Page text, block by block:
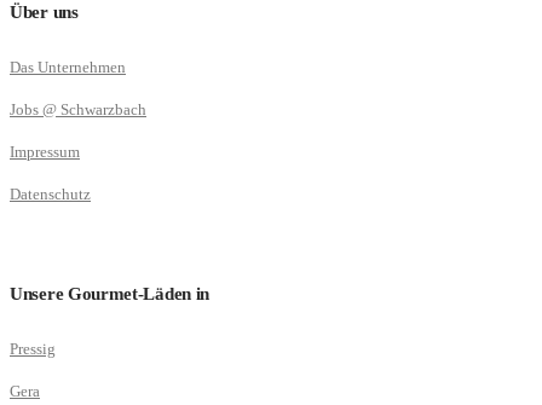
Über uns
Das Unternehmen
Jobs @ Schwarzbach
Impressum
Datenschutz
Unsere Gourmet-Läden in
Pressig
Gera